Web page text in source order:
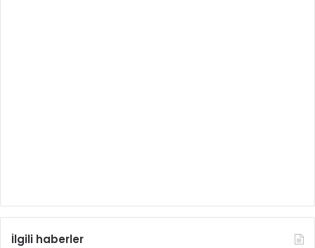
İlgili haberler